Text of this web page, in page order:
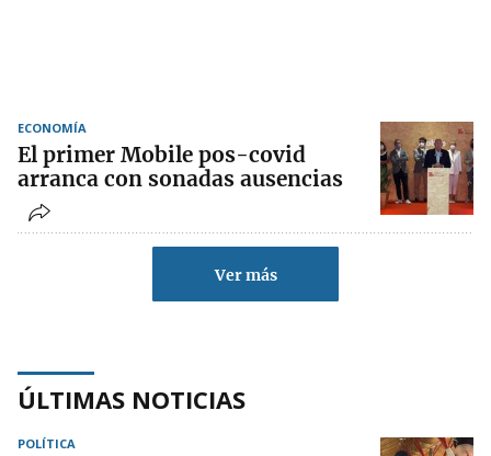
ECONOMÍA
El primer Mobile pos-covid
arranca con sonadas ausencias
Ver más
ÚLTIMAS NOTICIAS
POLÍTICA